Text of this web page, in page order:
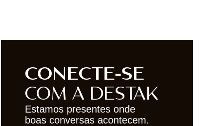
CONECTE-SE
COM A DESTAK
Estamos presentes onde
boas conversas acontecem.